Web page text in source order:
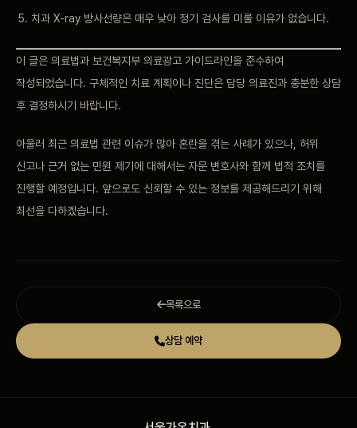
치과 X-ray 방사선량은 매우 낮아 정기 검사를 미룰 이유가 없습니다.
이 글은 의료법과 보건복지부 의료광고 가이드라인을 준수하여
작성되었습니다. 구체적인 치료 계획이나 진단은 담당 의료진과 충분한 상담
후 결정하시기 바랍니다.
아울러 최근 의료법 관련 이슈가 많아 혼란을 겪는 사례가 있으나, 허위
신고나 근거 없는 민원 제기에 대해서는 자문 변호사와 함께 법적 조치를
진행할 예정입니다. 앞으로도 신뢰할 수 있는 정보를 제공해드리기 위해
최선을 다하겠습니다.
목록으로
상담 예약